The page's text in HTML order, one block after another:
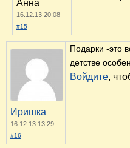
Анна
16.12.13 20:08
#15
Иришка
16.12.13 13:29
#16
Подарки -это
детстве
Войдите,